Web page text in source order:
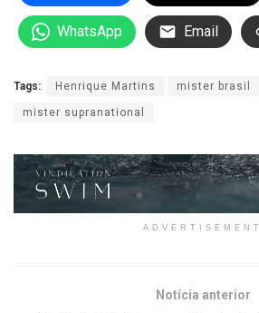
WhatsApp Email
Tags: Henrique Martins mister brasil
mister supranational
ADVERTISEMENT
Notícia anterior